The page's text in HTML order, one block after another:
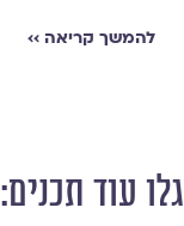
להמשך קריאה ››
גלו עוד תכנים: